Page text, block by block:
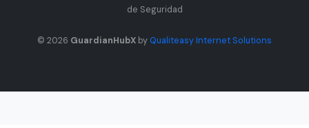
de Seguridad
© 2026 GuardianHubX by Qualiteasy Internet Solutions